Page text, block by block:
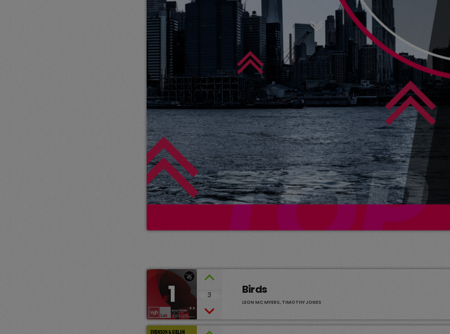
1 3 Birds
LEON MC MYERS, TIMOTHY JONES